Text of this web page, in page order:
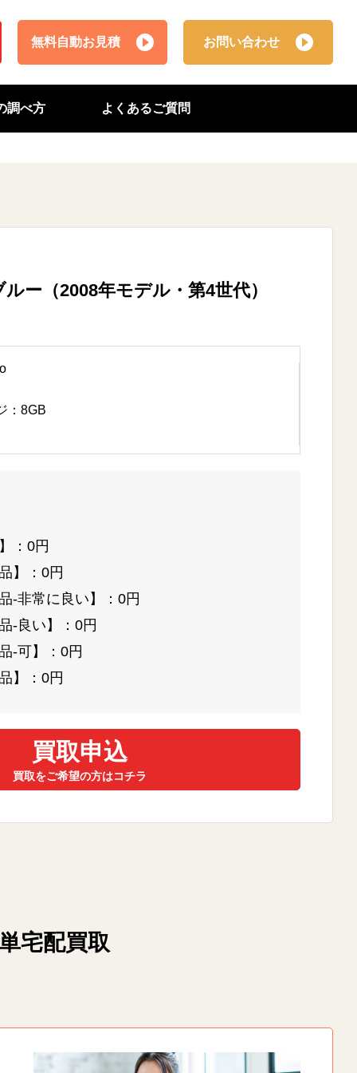
無料自動お見積 お問い合わせ
調べ方 よくあるご質問
ー（2008年モデル・第4世代）
：8GB
：0円
】：0円
-非常に良い】：0円
-良い】：0円
-可】：0円
】：0円
買取申込
買取をご希望の方はコチラ
宅配買取